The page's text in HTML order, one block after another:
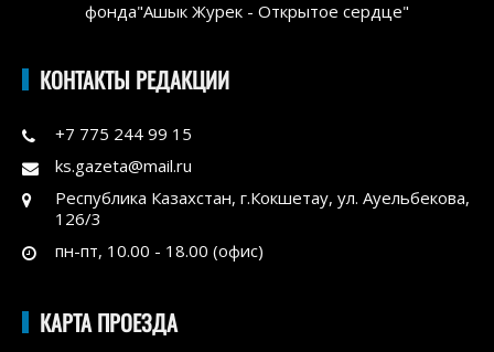
фонда"Ашык Журек - Открытое сердце"
КОНТАКТЫ РЕДАКЦИИ
+7 775 244 99 15
ks.gazeta@mail.ru
Республика Казахстан, г.Кокшетау, ул. Ауельбекова,
126/3
пн-пт, 10.00 - 18.00 (офис)
КАРТА ПРОЕЗДА